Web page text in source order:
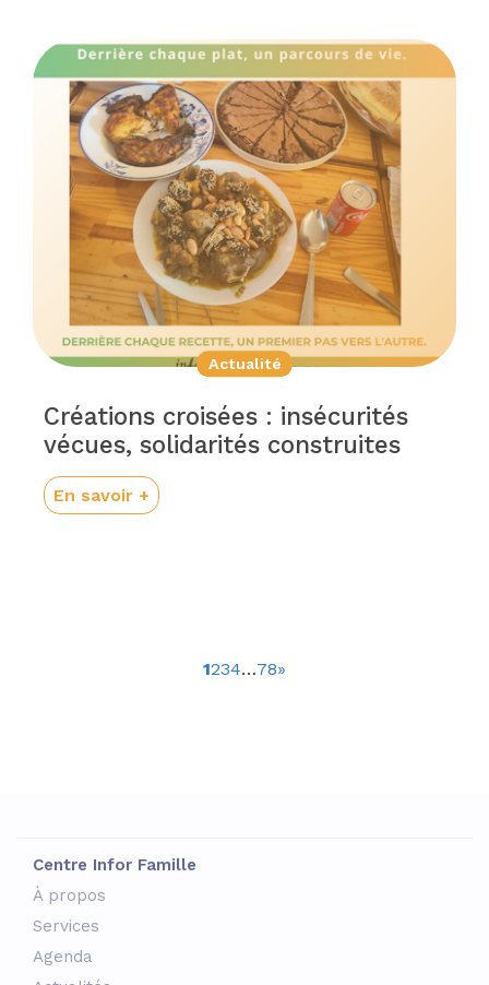
Actualité
Créations croisées : insécurités
vécues, solidarités construites
En savoir +
1234…78»
Centre Infor Famille
À propos
Services
Agenda